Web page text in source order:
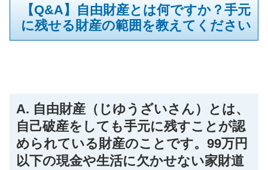
【Q&A】自由財産とは何ですか？手元
に残せる財産の範囲を教えてください
A. 自由財産（じゆうざいさん）とは、
自己破産をしても手元に残すことが認
められている財産のことです。99万円
以下の現金や生活に欠かせない家財道